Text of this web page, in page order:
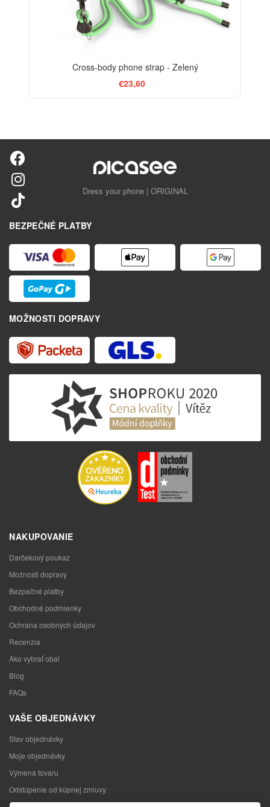
Cross-body phone strap - Zelený
€23,60
Dress your phone | ORIGINAL
BEZPEČNÉ PLATBY
MOŽNOSTI DOPRAVY
NAKUPOVANIE
Darčekový poukaz
Možnosti dopravy
Bezpečné platby
Obchodné podmienky
Ochrana osobných údajov
Recenzia
Ako vybrať obal
Blog
FAQs
VAŠE OBJEDNÁVKY
Stav objednávky
Moje objednávky
Výmena tovaru
Odstúpenie od kúpnej zmluvy